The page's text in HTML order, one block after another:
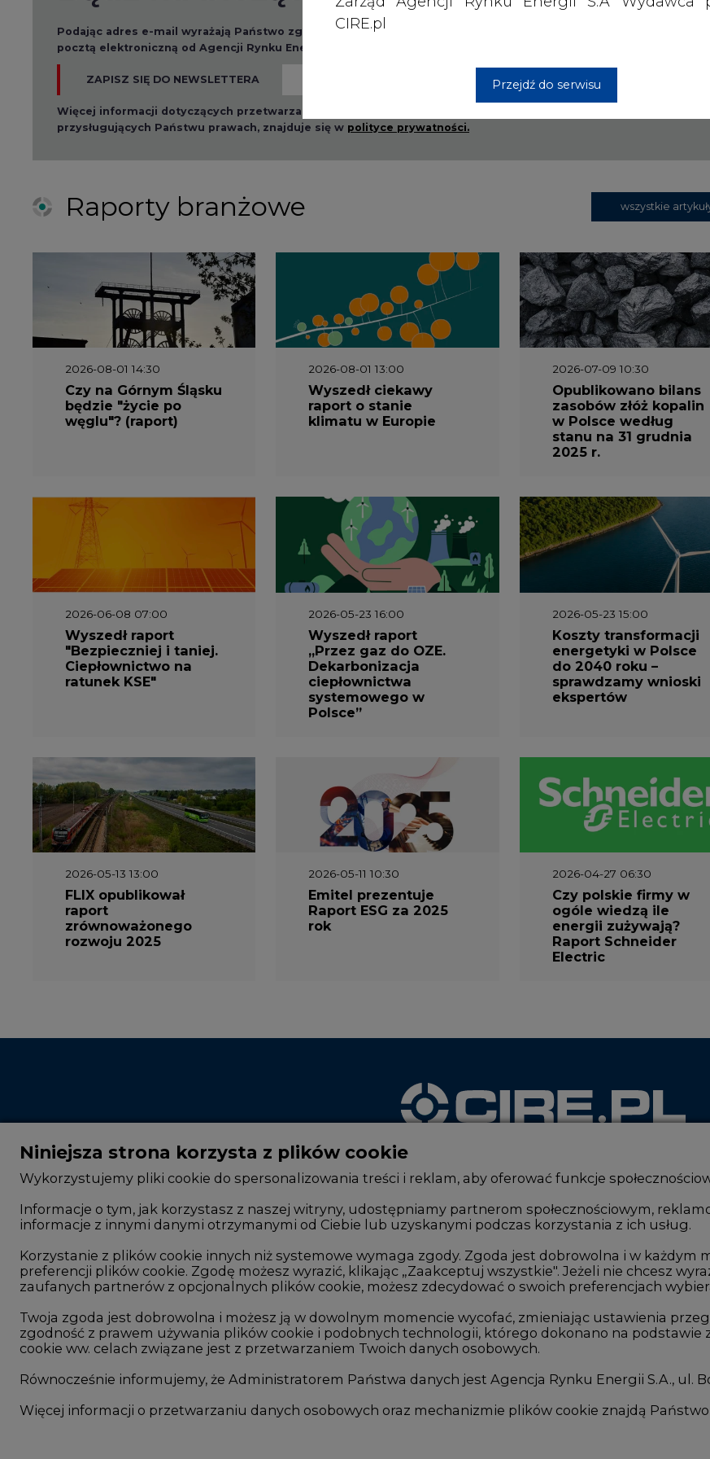
CIRE.pl
Przejdź do serwisu
Podając adres e-mail wyrażają Państwo zgodę na otrzymywanie treści marketingowych w postaci newslettera
pocztą elektroniczną od Agencji Rynku Energii S.A z siedzibą w Warszawie.
ZAPISZ SIĘ DO NEWSLETTERA
Więcej informacji dotyczących przetwarzania przez nas Państwa danych osobowych, w tym informacje o
przysługujących Państwu prawach, znajduje się w polityce prywatności.
Raporty branżowe wszystkie
2026-08-01 14:30
Czy na Górnym Śląsku
będzie "życie po
węglu"? (raport)
2026-08-01 13:00
Wyszedł ciekawy
raport o stanie
klimatu w Europie
2026-07-09 10:30
Opublikowano bilans
zasobów złóż kopalin
w Polsce według
stanu na 31 grudnia
2025 r.
2026-06-08 07:00
Wyszedł raport
"Bezpieczniej i taniej.
Ciepłownictwo na
ratunek KSE"
2026-05-23 16:00
Wyszedł raport
„Przez gaz do OZE.
Dekarbonizacja
ciepłownictwa
systemowego w
Polsce”
2026-05-23 15:00
Koszty transformacji
energetyki w Polsce
do 2040 roku –
sprawdzamy wnioski
ekspertów
2026-05-13 13:00
FLIX opublikował
raport
zrównoważonego
rozwoju 2025
2026-05-11 10:30
Emitel prezentuje
Raport ESG za 2025
rok
2026-04-27 06:30
Czy polskie firmy w
ogóle wiedzą ile
energii zużywają?
Raport Schneider
Electric
CIRE - kim jesteśmy
Reklamuj się na CIRE
Patronat medialny CIRE
ARE - wydawca portalu CIRE
Zasady korzystania z portalu
Rok 2025 na CIRE
Rok 2024 na CIRE
Rok 2023 na CIRE
Rok 2022 na CIRE
RODO
Komentarze rynkowe
Zmiany kadrowe na rynku
Studio CIRE
Rozmowy o energetyce
Gospodarka
Geopolityka
Handel
Niniejsza strona korzysta z plików cookie
Wykorzystujemy pliki cookie do spersonalizowania treści i reklam, aby oferować funkcje
Informacje o tym, jak korzystasz z naszej witryny, udostępniamy partnerom społecznościowym,
informacje z innymi danymi otrzymanymi od Ciebie lub uzyskanymi podczas korzystania z ich usług.
Korzystanie z plików cookie innych niż systemowe wymaga zgody. Zgoda jest dobrowolna i w każdym
preferencji plików cookie. Zgodę możesz wyrazić, klikając „Zaakceptuj wszystkie". Jeżeli nie chcesz
zaufanych partnerów z opcjonalnych plików cookie, możesz zdecydować o swoich preferencjach
Twoja zgoda jest dobrowolna i możesz ją w dowolnym momencie wycofać, zmieniając ustawienia
zgodność z prawem używania plików cookie i podobnych technologii, którego dokonano na
cookie ww. celach związane jest z przetwarzaniem Twoich danych osobowych.
Równocześnie informujemy, że Administratorem Państwa danych jest Agencja Rynku Energii S.A., ul.
Więcej informacji o przetwarzaniu danych osobowych oraz mechanizmie plików cookie znajdą